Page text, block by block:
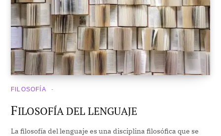
FILOSOFÍA
FILOSOFÍA DEL LENGUAJE
La filosofía del lenguaje es una disciplina filosófica que se